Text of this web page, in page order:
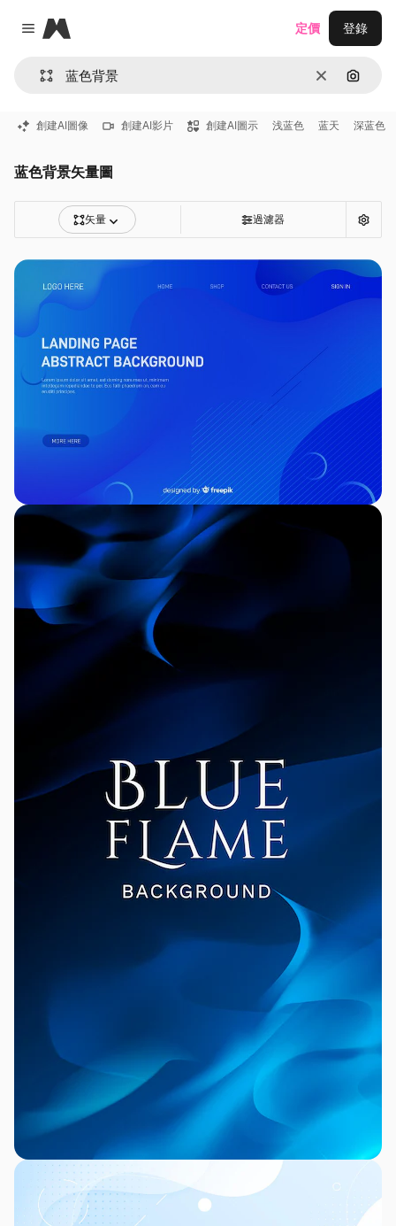
Close menu
Magnific
清除 通過圖
定價 登錄
創建AI圖像 創建AI影片 創建AI圖示 浅蓝色 蓝天 深蓝色
蓝色背景矢量圖
矢量 過濾器